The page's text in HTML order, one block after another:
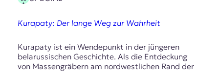
Kurapaty: Der lange Weg zur Wahrheit
Kurapaty ist ein Wendepunkt in der jüngeren
belarussischen Geschichte. Als die Entdeckung
von Massengräbern am nordwestlichen Rand der